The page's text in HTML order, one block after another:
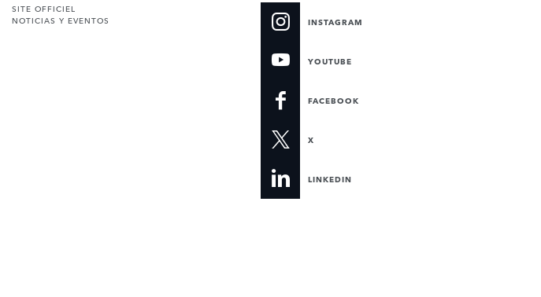
SITE OFFICIEL
NOTICIAS Y EVENTOS
INSTAGRAM
YOUTUBE
FACEBOOK
X
LINKEDIN